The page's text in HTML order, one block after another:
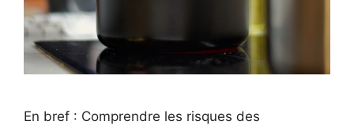
En bref : Comprendre les risques des